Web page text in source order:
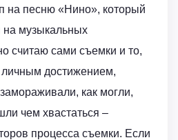
на песню «Нино», который
на музыкальных
считаю сами съемки и то,
достижением,
как могли,
чем хвастаться –
процесса съемки. Если